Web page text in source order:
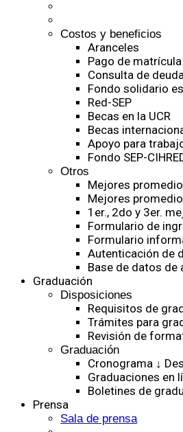
Costos y beneficios
Aranceles
Pago de
Consulta de
Fondo solidario
Red-SEP
Becas en la UCR
Becas
Apoyo para
Fondo SEP-
Otros
Mejores
Mejores
1er., 2do y 3er.
Formulario de
Formulario
Autenticación de
Base de datos de
Graduación
Disposiciones
Requisitos de
Trámites para
Revisión de
Graduación
Cronograma ↓
Graduaciones en
Boletines de
Prensa
Sala de prensa